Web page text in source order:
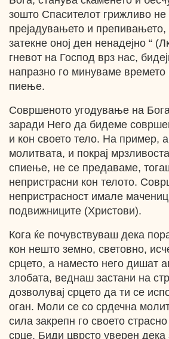
зошто Спасителот грижливо
прејадувањето и препивањето,
затекне оној ден ненадејно “
гневот на Господ врз нас,
напразно го минуваме
пиење.
Совршеното угодување на
заради Него да бидеме
и кон своето тело. На пример,
молитвата, и покрај
спиење, не се предаваме,
непристрасни кон телото.
непристрасност имале
подвижниците (Христови).
Кога ќе почувствуваш дека
кон нешто земно, световно,
срцето, а наместо него дишат
злобата, веднаш застани на
дозволувај срцето да ти се
оган. Моли се со срдечна
сила закрепн го своето
срце. Биди цврсто уверен дека